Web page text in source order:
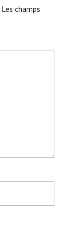
Les champs